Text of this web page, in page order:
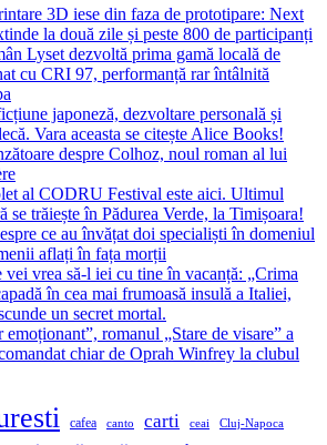
3D iese din faza de prototipare: Next
la două zile și peste 800 de participanți
Lyset dezvoltă prima gamă locală de
cu CRI 97, performanță rar întâlnită
japoneză, dezvoltare personală și
Vara aceasta se citește Alice Books!
despre Colhoz, noul roman al lui
al CODRU Festival este aici. Ultimul
se trăiește în Pădurea Verde, la Timișoara!
ce au învățat doi specialiști în domeniul
aflați în fața morții
vei vrea să-l iei cu tine în vacanță: „Crima
în cea mai frumoasă insulă a Italiei,
un secret mortal.
romanul „Stare de visare” a
chiar de Oprah Winfrey la clubul
cafea canto carti ceai Cluj-Napoca